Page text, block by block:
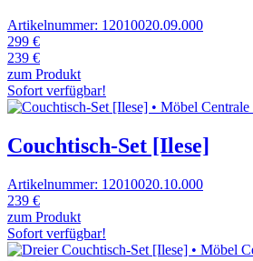
Artikelnummer: 12010020.09.000
299 €
239 €
zum Produkt
Sofort verfügbar!
Couchtisch-Set [Ilese]
Artikelnummer: 12010020.10.000
239 €
zum Produkt
Sofort verfügbar!